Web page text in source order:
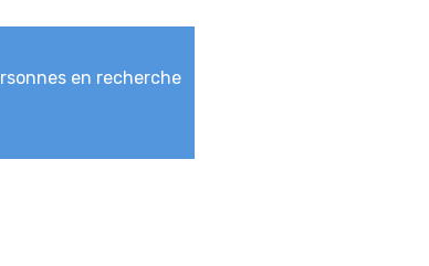
en recherche